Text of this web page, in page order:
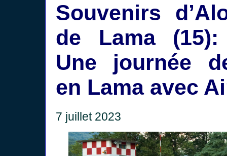
Souvenirs
de Lama
Une journée
en Lama avec
7 juillet 2023